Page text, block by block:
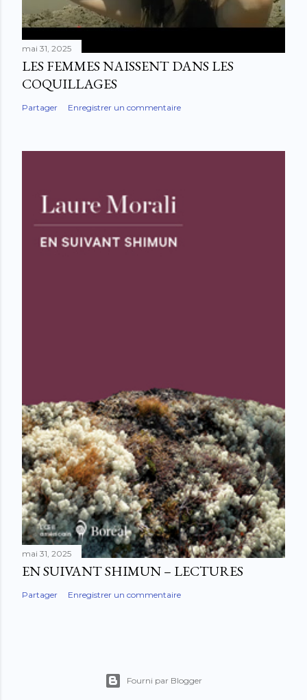
mai 31, 2025
LES FEMMES NAISSENT DANS LES
COQUILLAGES
Partager Enregistrer un commentaire
mai 31, 2025
EN SUIVANT SHIMUN – LECTURES
Partager Enregistrer un commentaire
Fourni par Blogger